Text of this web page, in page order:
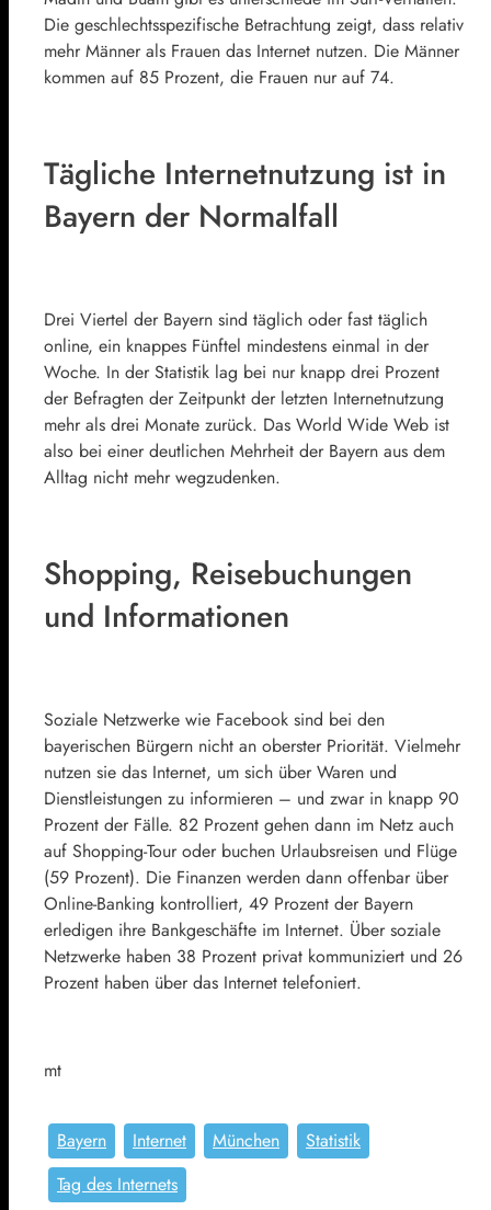
Die geschlechtsspezifische Betrachtung zeigt, dass relativ
mehr Männer als Frauen das Internet nutzen. Die Männer
kommen auf 85 Prozent, die Frauen nur auf 74.
Tägliche Internetnutzung ist in
Bayern der Normalfall
Drei Viertel der Bayern sind täglich oder fast täglich
online, ein knappes Fünftel mindestens einmal in der
Woche. In der Statistik lag bei nur knapp drei Prozent
der Befragten der Zeitpunkt der letzten Internetnutzung
mehr als drei Monate zurück. Das World Wide Web ist
also bei einer deutlichen Mehrheit der Bayern aus dem
Alltag nicht mehr wegzudenken.
Shopping, Reisebuchungen
und Informationen
Soziale Netzwerke wie Facebook sind bei den
bayerischen Bürgern nicht an oberster Priorität. Vielmehr
nutzen sie das Internet, um sich über Waren und
Dienstleistungen zu informieren – und zwar in knapp 90
Prozent der Fälle. 82 Prozent gehen dann im Netz auch
auf Shopping-Tour oder buchen Urlaubsreisen und Flüge
(59 Prozent). Die Finanzen werden dann offenbar über
Online-Banking kontrolliert, 49 Prozent der Bayern
erledigen ihre Bankgeschäfte im Internet. Über soziale
Netzwerke haben 38 Prozent privat kommuniziert und 26
Prozent haben über das Internet telefoniert.
mt
Bayern Internet München
Statistik
Tag des Internets